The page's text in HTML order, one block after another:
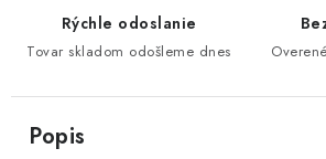
Rýchle odoslanie
Tovar skladom odošleme dnes
Popis